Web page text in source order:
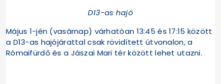
D13-as hajó
Május 1-jén (vasárnap) várhatóan 13:45 és 17:15 között
a D13-as hajójárattal csak rövidített útvonalon, a
Rómaifürdő és a Jászai Mari tér között lehet utazni.